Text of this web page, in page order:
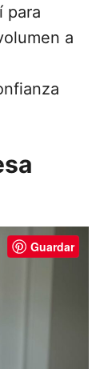
para
a
Guardar